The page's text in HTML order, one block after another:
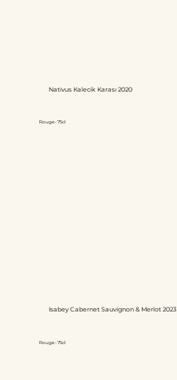
Nativus Kalecik Karası 2020
Rouge - 75cl
Isabey Cabernet Sauvignon & Merlot 2023
Rouge - 75cl